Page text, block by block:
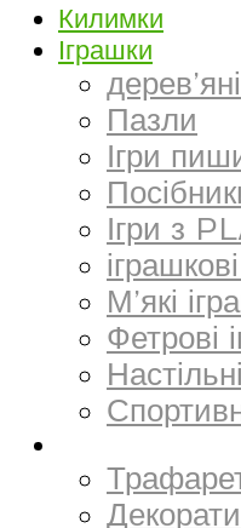
Килимки
Іграшки
Пазли
Ігри
Ігри з
М’які
Фетрові